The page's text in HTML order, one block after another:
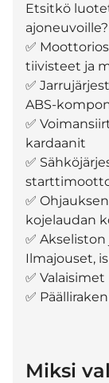
Etsitkö
✅
tiivisteet ja
✅
ABS-
✅
kardaanit
✅
✅
kojelaudan
✅
Ilmajouset,
✅ Valaisimet
✅
Miksi